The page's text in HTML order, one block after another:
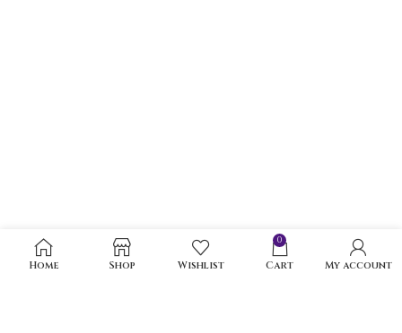
Home Shop Wishlist
0
Cart My account